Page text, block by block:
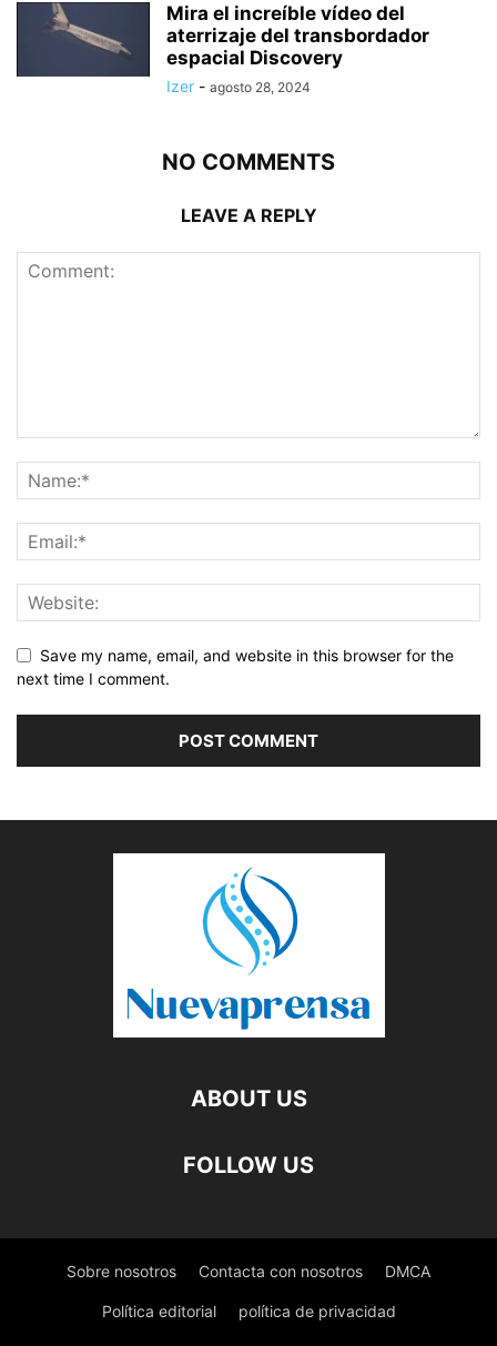
Mira el increíble vídeo del
aterrizaje del transbordador
espacial Discovery
Izer - agosto 28, 2024
NO COMMENTS
LEAVE A REPLY
Save my name, email, and website in this browser for the
next time I comment.
ABOUT US
FOLLOW US
Sobre nosotros Contacta con nosotros DMCA
Política editorial política de privacidad